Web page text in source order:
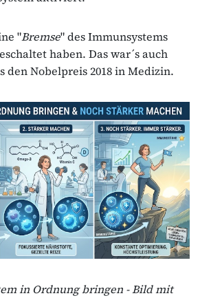
"Bremse" des Immunsystems
haben. Das war´s auch
den Nobelpreis 2018 in Medizin.
in Ordnung bringen - Bild mit